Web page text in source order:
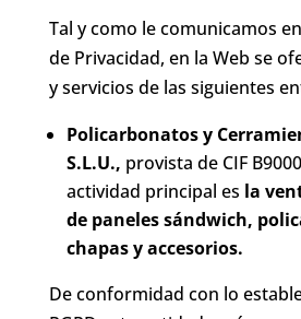
Tal y como le comunicamos
de Privacidad, en la Web se
y servicios de las siguientes
Policarbonatos y
S.L.U., provista de CIF
actividad principal es la
de paneles sándwich,
chapas y accesorios.
De conformidad con lo